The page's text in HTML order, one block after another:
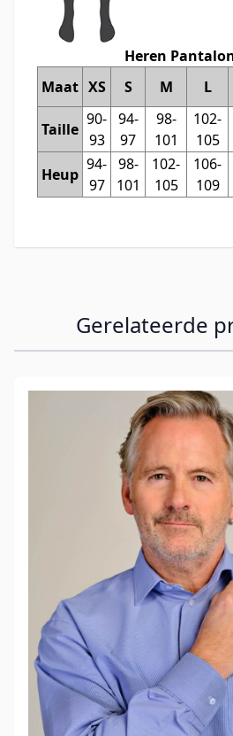
Heren
Maat XS S M L
Taille
90-
93
94-
97
98-
101
102-
105
Heup
94-
97
98-
101
102-
105
106-
109
Gerelateerde